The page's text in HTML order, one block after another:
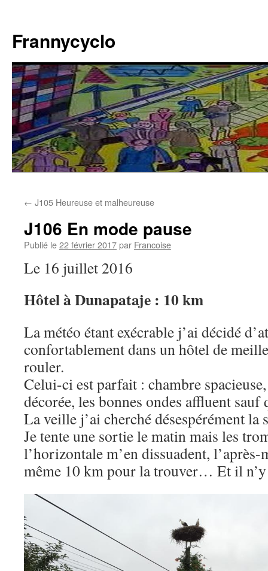
contenu
Frannycyclo
← J105 Heureuse et malheureuse
J106 En mode pause
Publié le22 février 2017par Francoise
Le 16 juillet 2016
Hôtel à Dunapataje : 10 km
La météo étant exécrable j’ai décidé
confortablement dans un hôtel de
rouler.
Celui-ci est parfait : chambre
décorée, les bonnes ondes affluent sauf
La veille j’ai cherché désespérément la
Je tente une sortie le matin mais les
l’horizontale m’en dissuadent,
même 10 km pour la trouver… Et il